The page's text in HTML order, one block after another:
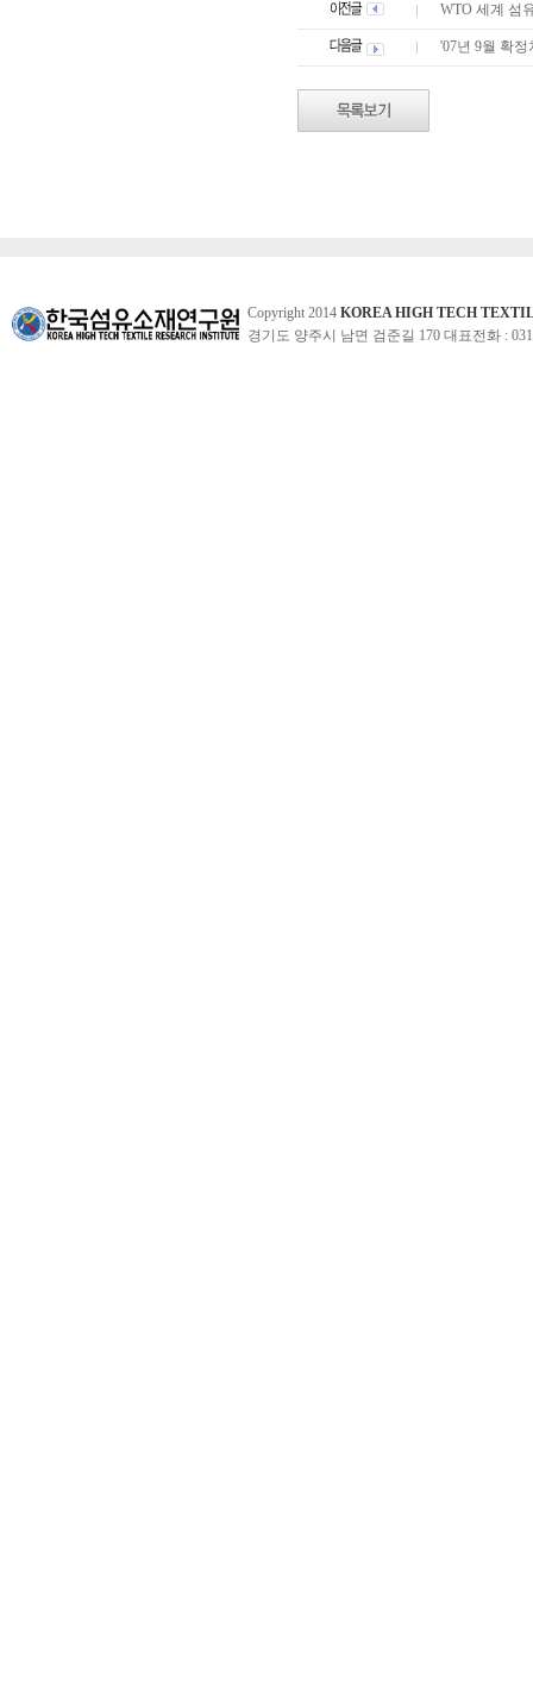
WTO 세계 섬
'07년 9월 확
Copyright 2014 KOREA HIGH TECH
경기도 양주시 남면 검준길 170 대표전화 :